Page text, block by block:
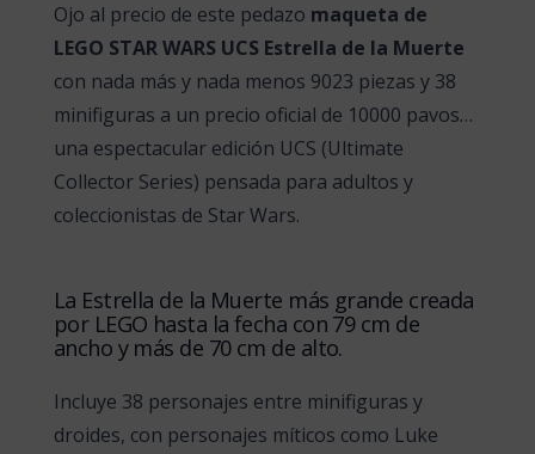
Ojo al precio de este pedazo maqueta de
LEGO STAR WARS UCS Estrella de la Muerte
con nada más y nada menos 9023 piezas y 38
minifiguras a un precio oficial de 10000 pavos…
una espectacular edición UCS (Ultimate
Collector Series) pensada para adultos y
coleccionistas de Star Wars.
La Estrella de la Muerte más grande creada
por LEGO hasta la fecha con 79 cm de
ancho y más de 70 cm de alto.
Incluye 38 personajes entre minifiguras y
droides, con personajes míticos como Luke